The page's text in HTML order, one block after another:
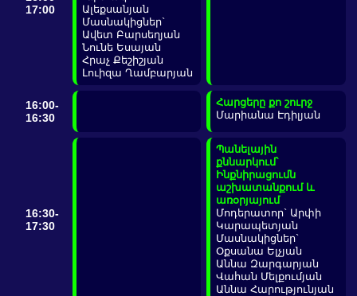
17:00
Ալեքսանյան
Մասնակիցներ`
Ավետ Բարսեղյան
Նունե Եսայան
Հրաչ Քեշիշյան
Լուիզա Ղամբարյան
16:00-
16:30
Հարցերը քո շուրջ
Մարիանա Էդիլյան
16:30-
17:30
Պանելային
քննարկում`
Ինքնիրացումն
աշխատանքում և
առօրյայում
Մոդերատոր` Արփի
Կարապետյան
Մասնակիցներ`
Օքսանա Ելչյան
Աննա Զարգարյան
Վահան Մելքումյան
Աննա Հարությունյան